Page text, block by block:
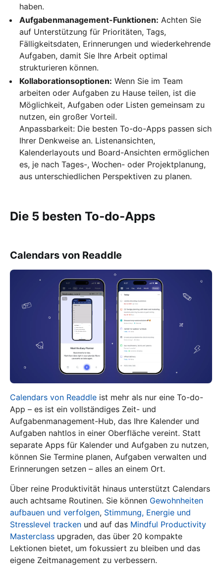
haben.
Aufgabenmanagement-Funktionen: Achten Sie
auf Unterstützung für Prioritäten, Tags,
Fälligkeitsdaten, Erinnerungen und wiederkehrende
Aufgaben, damit Sie Ihre Arbeit optimal
strukturieren können.
Kollaborationsoptionen: Wenn Sie im Team
arbeiten oder Aufgaben zu Hause teilen, ist die
Möglichkeit, Aufgaben oder Listen gemeinsam zu
nutzen, ein großer Vorteil.
Anpassbarkeit: Die besten To-do-Apps passen sich
Ihrer Denkweise an. Listenansichten,
Kalenderlayouts und Board-Ansichten ermöglichen
es, je nach Tages-, Wochen- oder Projektplanung,
aus unterschiedlichen Perspektiven zu planen.
Die 5 besten To-do-Apps
Calendars von Readdle
Calendars von Readdle ist mehr als nur eine To-do-
App – es ist ein vollständiges Zeit- und
Aufgabenmanagement-Hub, das Ihre Kalender und
Aufgaben nahtlos in einer Oberfläche vereint. Statt
separate Apps für Kalender und Aufgaben zu nutzen,
können Sie Termine planen, Aufgaben verwalten und
Erinnerungen setzen – alles an einem Ort.
Über reine Produktivität hinaus unterstützt Calendars
auch achtsame Routinen. Sie können Gewohnheiten
aufbauen und verfolgen, Stimmung, Energie und
Stresslevel tracken und auf das Mindful Productivity
Masterclass upgraden, das über 20 kompakte
Lektionen bietet, um fokussiert zu bleiben und das
eigene Zeitmanagement zu verbessern.